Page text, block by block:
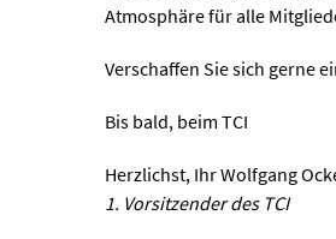
Atmosphäre für alle
Verschaffen Sie sich gerne
Bis bald, beim TCI
Herzlichst, Ihr Wolfgang
1. Vorsitzender des TCI